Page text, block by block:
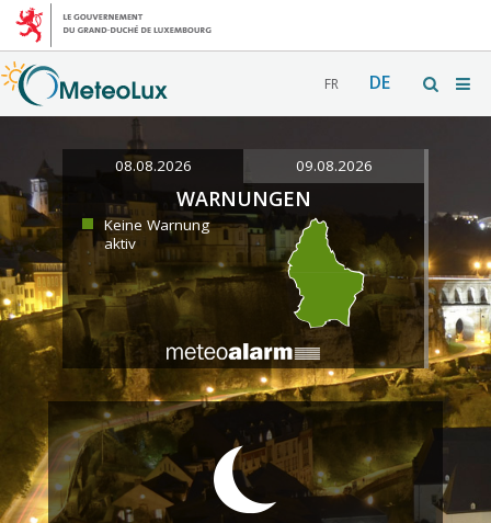
FR DE
08.08.2026 09.08.2026
WARNUNGEN
Keine Warnung
aktiv